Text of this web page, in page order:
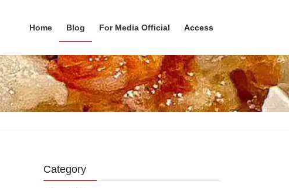
Home Blog For Media Official Access
Category